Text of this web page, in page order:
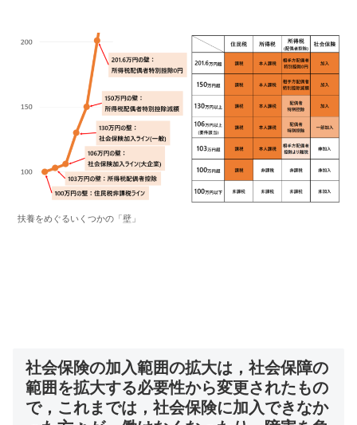
扶養をめぐるいくつかの「壁」
社会保険の加入範囲の拡大は，社会保障の
範囲を拡大する必要性から変更されたもの
で，これまでは，社会保険に加入できなか